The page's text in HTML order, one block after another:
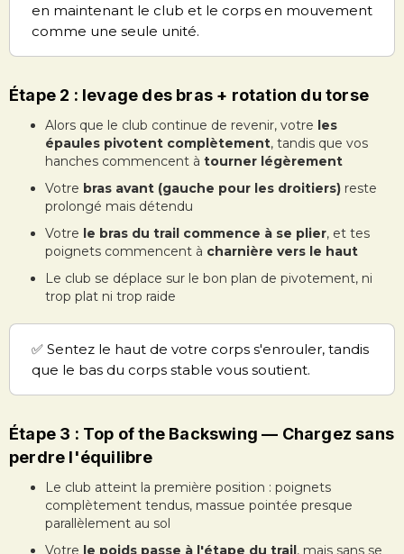
en maintenant le club et le corps en mouvement
comme une seule unité.
Étape 2 : levage des bras + rotation du torse
Alors que le club continue de revenir, votre les
épaules pivotent complètement, tandis que vos
hanches commencent à tourner légèrement
Votre bras avant (gauche pour les droitiers) reste
prolongé mais détendu
Votre le bras du trail commence à se plier, et tes
poignets commencent à charnière vers le haut
Le club se déplace sur le bon plan de pivotement, ni
trop plat ni trop raide
✅ Sentez le haut de votre corps s'enrouler, tandis
que le bas du corps stable vous soutient.
Étape 3 : Top of the Backswing — Chargez sans
perdre l'équilibre
Le club atteint la première position : poignets
complètement tendus, massue pointée presque
parallèlement au sol
Votre le poids passe à l'étape du trail , mais sans se